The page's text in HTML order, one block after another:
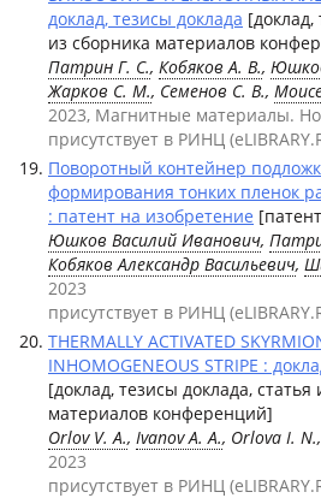
доклад, тезисы доклада [доклад,
из сборника материалов
Патрин Г. С., Кобяков А. В.,
Жарков С. М., Семенов С. В.,
2023, Магнитные материалы.
присутствует в РИНЦ
Поворотный контейнер
формирования тонких пленок
: патент на изобретение
Юшков Василий Иванович,
Кобяков Александр Васильевич,
2023
присутствует в РИНЦ
THERMALLY ACTIVATED
INHOMOGENEOUS STRIPE :
[доклад, тезисы доклада, статья
материалов конференций]
Orlov V. A., Ivanov A. A., Orlova I. N.,
2023
присутствует в РИНЦ